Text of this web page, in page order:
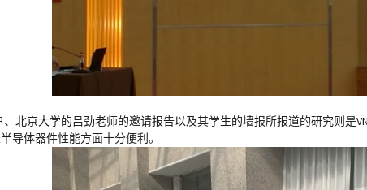
、北京大学的吕劲老师的邀请报告以及其学生的墙报所报道的研究则是
导体器件性能方面十分便利。